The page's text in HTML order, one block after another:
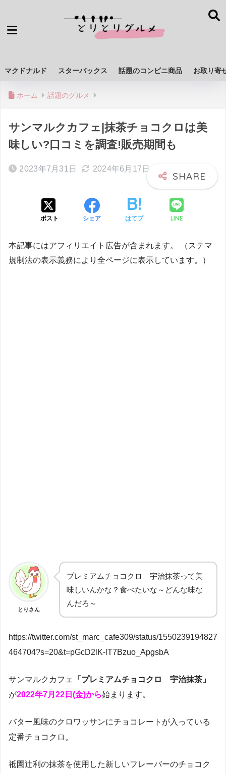
マクドナルド スターバックス 話題のコンビニ商品 お取り寄
ホーム 話題のグルメ
サンマルクカフェ|抹茶チョコクロは美
味しい?口コミを調査!販売期間も
2023年7月31日 2024年6月17日
ポスト シェア はてブ LINE
本記事にはアフィリエイト広告が含まれます。 （ステマ
規制法の表示義務により全ページに表示しています。）
とりさん
プレミアムチョコクロ 宇治抹茶って美
味しいんかな？食べたいな～どんな味な
んだろ～
https://twitter.com/st_marc_cafe309/status/1550239194827
464704?s=20&t=pGcD2lK-lT7Bzuo_ApgsbA
サンマルクカフェ
「プレミアムチョコクロ 宇治抹茶」
が2022年7月22日(金)から始まります。
バター風味のクロワッサンにチョコレート が入っている
定番チョコクロ。
祗園辻利の抹茶を使用した新しいフレーバーのチョコク